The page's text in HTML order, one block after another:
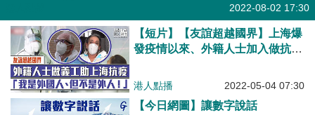
2022-08-02 17:30
【短片】【友誼超越國界】上海爆
發疫情以來、外籍人士加入做抗疫
是外國人、但不是外人！
港人點播 2022-05-04 07:30
【今日網圖】讓數字說話